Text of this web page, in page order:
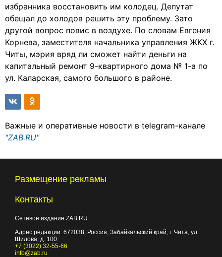
избранника восстановить им колодец. Депутат
обещал до холодов решить эту проблему. Зато
другой вопрос повис в воздухе. По словам Евгения
Корнева, заместителя начальника управления ЖКХ г.
Читы, мэрия вряд ли сможет найти деньги на
капитальный ремонт 9-квартирного дома № 1-а по
ул. Каларская, самого большого в районе.
Важные и оперативные новости в telegram-канале
"ZAB.RU"
Размещение рекламы
Контакты
Сетевое издание ZAB.RU
Адрес редакции: 672038, Россия, Забайкальский край, г. Чита, ул.
Шилова, д. 100
+7 (3022) 32-55-66
info@zab.ru